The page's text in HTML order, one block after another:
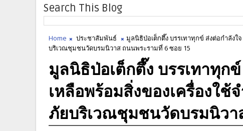
Search This Blog
Home ประชาสัมพันธ์
มูลนิธิป่อเต็กตึ๊ง บรรเทาทุกข์ ส่งต่อกำลังใ
บริเวณชุมชนวัดบรมนิวาส ถนนพระรามที่ 6 ซอย 15
มูลนิธิป่อเต็กตึ๊ง บรรเทาทุก
เหลือพร้อมสิ่งของเครื่องใช้
ภัยบริเวณชุมชนวัดบรมนิวา